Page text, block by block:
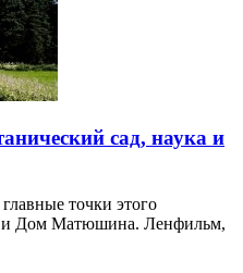
сад, наука и
точки этого
и Дом Матюшина. Ленфильм,